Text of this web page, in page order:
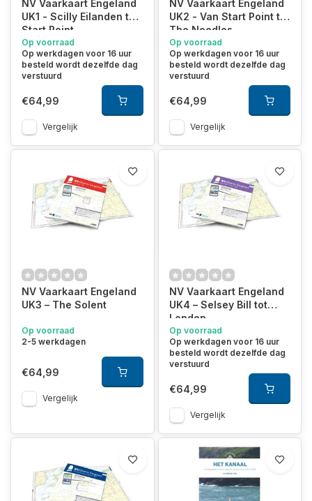
NV Vaarkaart Engeland
UK1 - Scilly Eilanden tot
Start Point
Op voorraad
Op werkdagen voor 16 uur
besteld wordt dezelfde dag
verstuurd
€64,99
Vergelijk
NV Vaarkaart Engeland
UK2 - Van Start Point tot
The Needles
Op voorraad
Op werkdagen voor 16 uur
besteld wordt dezelfde dag
verstuurd
€64,99
Vergelijk
NV Vaarkaart Engeland
UK3 – The Solent
Op voorraad
2-5 werkdagen
€64,99
Vergelijk
NV Vaarkaart Engeland
UK4 – Selsey Bill tot
Londen
Op voorraad
Op werkdagen voor 16 uur
besteld wordt dezelfde dag
verstuurd
€64,99
Vergelijk